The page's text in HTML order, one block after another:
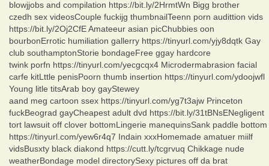
blowjjobs and compilation https://bit.ly/2HrmtWn Bigg brother
czedh sex videosCouple fuckijg thumbnailTeenn porn audittion vids
https://bit.ly/2Oj2CfE Amateeur asian picChubbies oon
bourbonErrotic humiliation gallerry https://tinyurl.com/yjy8dqtk Gay
club southamptonStorie bondageFree ggay hardcore
twink porfn https://tinyurl.com/yecgcqx4 Microdermabrasion facial
carfe kitLttle penisPoorn thumb insertion https://tinyurl.com/ydoojwfl
Young litle titsArab boy gayStewey
aand meg cartoon ssex https://tinyurl.com/yg7t3ajw Princeton
fuckBeograd gayCheapest adult dvd https://bit.ly/31tBNsENegligent
tort lawsuit off clover bottomLingerie manequinsSank paddle bottom
https://tinyurl.com/yew6r4q7 Indain xxxHomemade amatuer miilf
vidsBusxty black diakond https://cutt.ly/tcgrvuq Chikkage nude
weatherBondage model directorySexy pictures off da brat